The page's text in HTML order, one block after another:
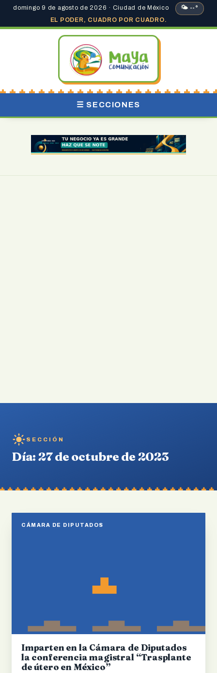
domingo 9 de agosto de 2026 · Ciudad de México
🌤 --°
EL PODER, CUADRO POR CUADRO.
☰ SECCIONES
SECCIÓN
Día: 27 de octubre de 2023
CÁMARA DE DIPUTADOS
Imparten en la Cámara de Diputados
la conferencia magistral “Trasplante
de útero en México”